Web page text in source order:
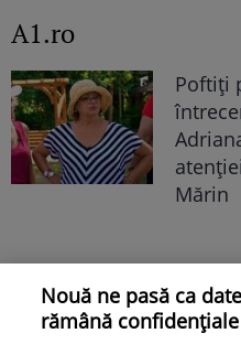
A1.ro
Poftiți
Mărin
Nouă ne pasă ca
rămână confidențiale